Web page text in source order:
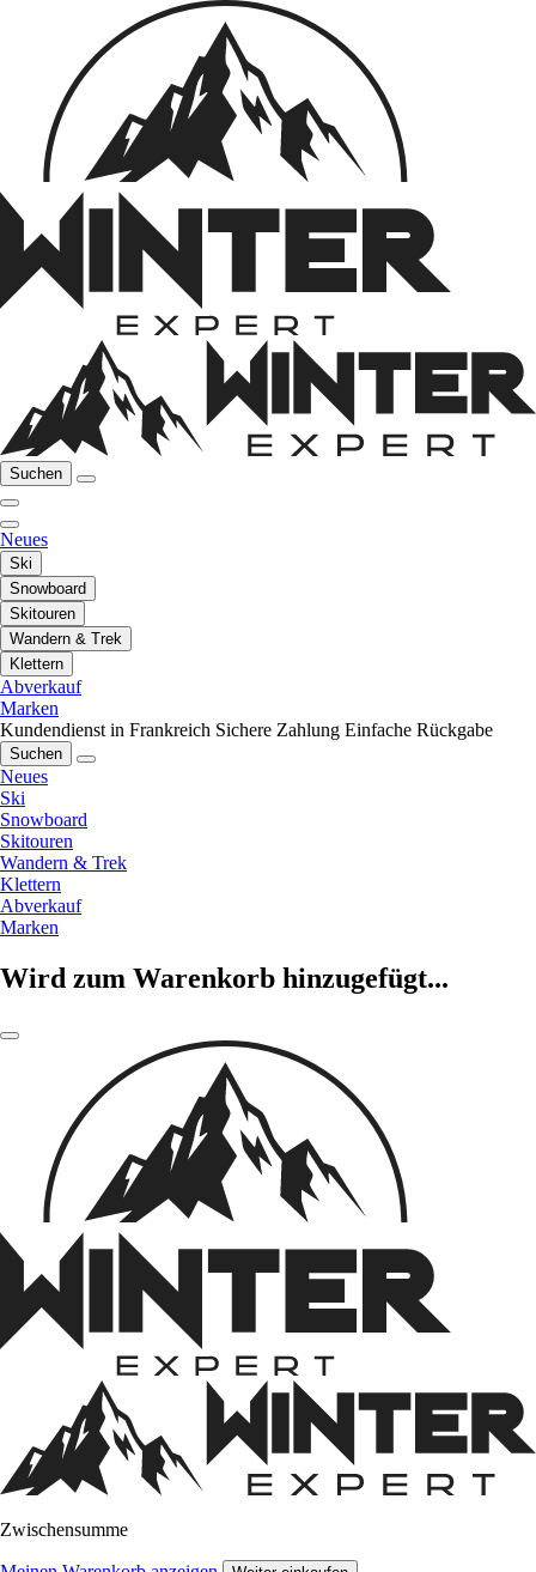
Suchen
Neues
Ski
Snowboard
Skitouren
Wandern & Trek
Klettern
Abverkauf
Marken
Kundendienst in Frankreich Sichere Zahlung Einfache Rückgabe
Suchen
Neues
Ski
Snowboard
Skitouren
Wandern & Trek
Klettern
Abverkauf
Marken
Wird zum Warenkorb hinzugefügt...
Zwischensumme